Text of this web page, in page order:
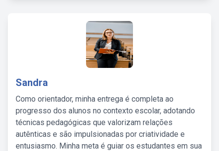
Sandra
Como orientador, minha entrega é completa ao
progresso dos alunos no contexto escolar, adotando
técnicas pedagógicas que valorizam relações
autênticas e são impulsionadas por criatividade e
entusiasmo. Minha meta é guiar os estudantes em sua